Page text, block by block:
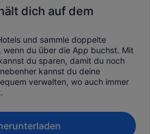
dich auf dem
und sammle doppelte
wenn du über die App buchst. Mit
du sparen, damit du noch
kannst du deine
verwalten, wo auch immer